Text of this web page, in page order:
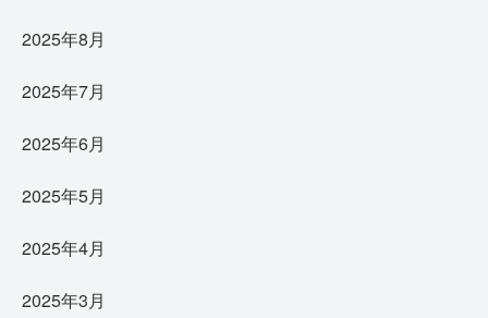
2025年8月
2025年7月
2025年6月
2025年5月
2025年4月
2025年3月